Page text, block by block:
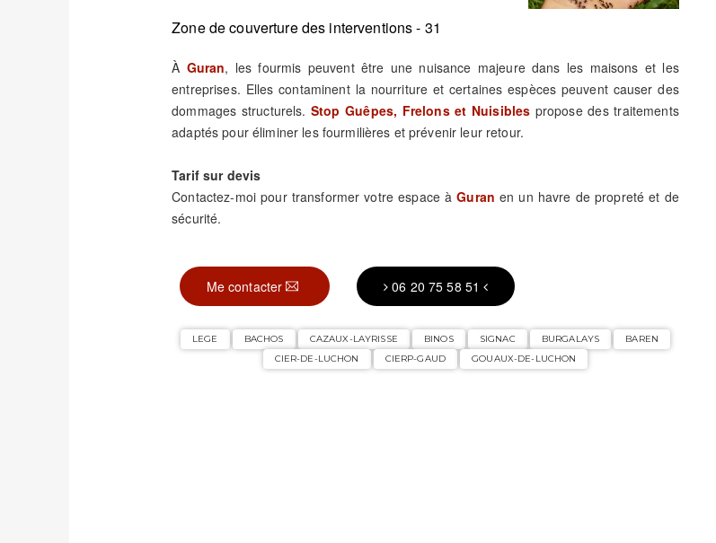
Zone de couverture des interventions - 31
À Guran, les fourmis peuvent être une nuisance majeure dans les maisons et les
entreprises. Elles contaminent la nourriture et certaines espèces peuvent causer des
dommages structurels.Stop Guêpes, Frelons et Nuisibles propose des traitements
adaptés pour éliminer les fourmilières et prévenir leur retour.
Tarif sur devis
Contactez-moi pour transformer votre espace àGuran en un havre de propreté et de
sécurité.
Me contacter 06 20 75 58 51
LEGE BACHOS CAZAUX-LAYRISSE BINOS SIGNAC BURGALAYS
BAREN
CIER-DE-LUCHON
CIERP-GAUD GOUAUX-DE-LUCHON